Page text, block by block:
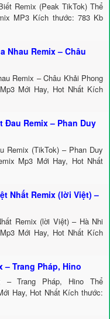
Remix (Peak TikTok) Thể
MP3 Kích thước: 783 Kb
Nhau Remix – Châu
Remix – Châu Khải Phong
Mới Hay, Hot Nhất Kích
Đau Remix – Phan Duy
Remix (TikTok) – Phan Duy
Mp3 Mới Hay, Hot Nhất
Nhất Remix (lời Việt) –
Remix (lời Việt) – Hà Nhi
Mới Hay, Hot Nhất Kích
– Trang Pháp, Hino
– Trang Pháp, Hino Thể
Hay, Hot Nhất Kích thước: